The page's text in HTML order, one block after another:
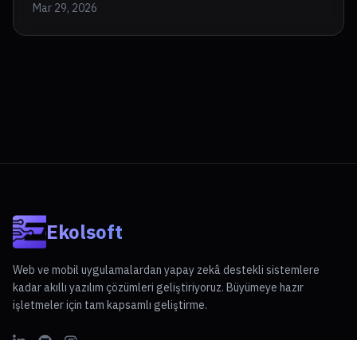
Mar 29, 2026
Ekolsoft
Web ve mobil uygulamalardan yapay zekâ destekli sistemlere
kadar akıllı yazılım çözümleri geliştiriyoruz. Büyümeye hazır
işletmeler için tam kapsamlı geliştirme.